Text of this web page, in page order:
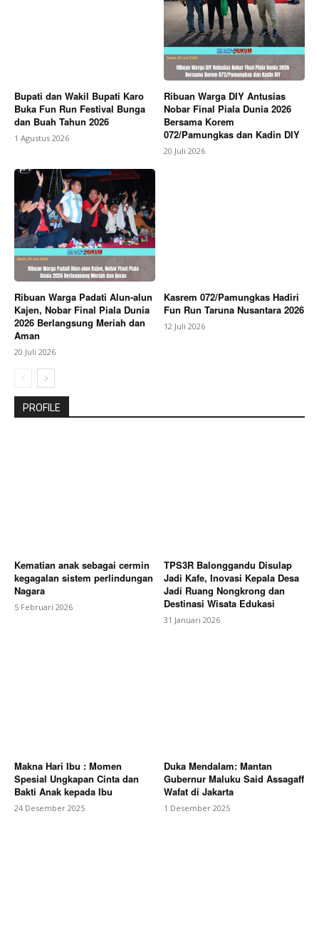
Bupati dan Wakil Bupati Karo
Buka Fun Run Festival Bunga
dan Buah Tahun 2026
1 Agustus 2026
Ribuan Warga DIY Antusias
Nobar Final Piala Dunia 2026
Bersama Korem
072/Pamungkas dan Kadin DIY
20 Juli 2026
Ribuan Warga Padati Alun-alun
Kajen, Nobar Final Piala Dunia
2026 Berlangsung Meriah dan
Aman
20 Juli 2026
Kasrem 072/Pamungkas Hadiri
Fun Run Taruna Nusantara 2026
12 Juli 2026
PROFILE
Kematian anak sebagai cermin
kegagalan sistem perlindungan
Nagara
5 Februari 2026
TPS3R Balonggandu Disulap
Jadi Kafe, Inovasi Kepala Desa
Jadi Ruang Nongkrong dan
Destinasi Wisata Edukasi
31 Januari 2026
Makna Hari Ibu : Momen
Spesial Ungkapan Cinta dan
Bakti Anak kepada Ibu
24 Desember 2025
Duka Mendalam: Mantan
Gubernur Maluku Said Assagaff
Wafat di Jakarta
1 Desember 2025